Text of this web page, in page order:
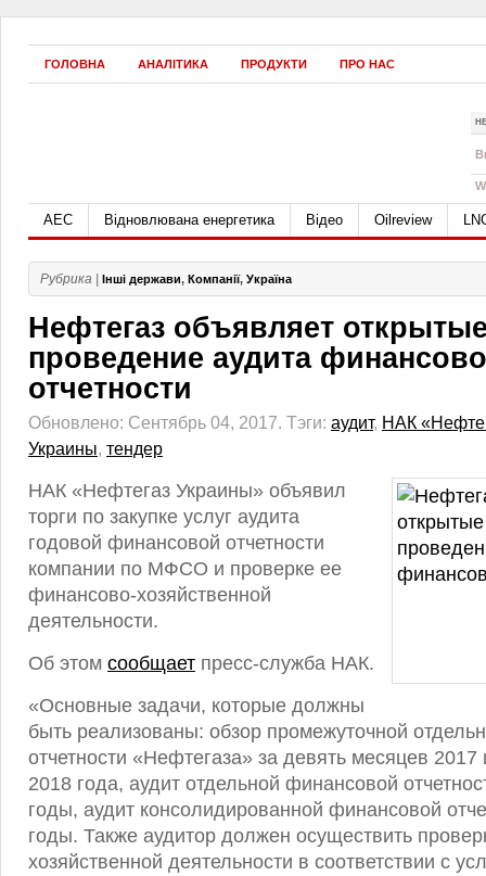
ГОЛОВНА АНАЛІТИКА ПРОДУКТИ ПРО НАС
АЕС Відновлювана енергетика Відео Oilreview
Рубрика | Інші держави, Компанії, Україна
Нефтегаз объявляет
проведение аудита
отчетности
Обновлено: Сентябрь 04, 2017. Тэги: аудит, НАК
Украины, тендер
НАК «Нефтегаз Украины» объявил
торги по закупке услуг аудита
годовой финансовой отчетности
компании по МФСО и проверке ее
финансово-хозяйственной
деятельности.
Об этом сообщает пресс-служба НАК.
«Основные задачи, которые должны
быть реализованы: обзор промежуточной
отчетности «Нефтегаза» за девять месяцев
2018 года, аудит отдельной финансовой
годы, аудит консолидированной финансовой
годы. Также аудитор должен осуществить
хозяйственной деятельности в соответствии с